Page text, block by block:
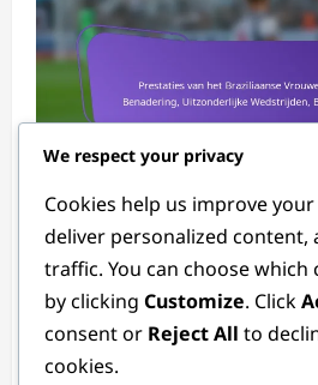
Prestaties van het
Vrouwenelftal: Tactische
Uitzonderlijke
Spelers
Tessa Langford
We respect your privacy
Cookies help us improve
deliver personalized content,
traffic. You can choose which
by clicking Customize. Click
consent or Reject All to
cookies.